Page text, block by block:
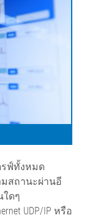
รฟ์ทั้งหมด
มสถานะผ่านอี
ใดๆ
UDP/IP หรือ